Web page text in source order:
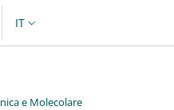
SELETTORE LINGUA:
IT
e Molecolare